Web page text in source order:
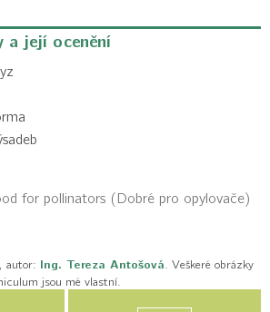
a její ocenění
for pollinators (Dobré pro opylovače)
, autor: Ing. Tereza Antošová. Veškeré obrázky
jsou mé vlastní.